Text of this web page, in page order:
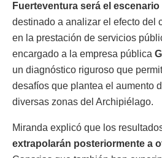
Fuerteventura será el
destinado a analizar el efecto del
en la prestación de servicios
encargado a la empresa pública
un diagnóstico riguroso que
desafíos que plantea el aumento
diversas zonas del Archipiélago.
Miranda explicó que los
extrapolarán posteriormente a